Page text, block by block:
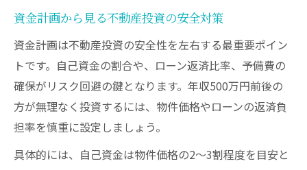
資金計画から見る不動産投資の安全対策
資金計画は不動産投資の安全性を左右する最重要ポイン
トです。自己資金の割合や、ローン返済比率、予備費の
確保がリスク回避の鍵となります。年収500万円前後の
方が無理なく投資するには、物件価格やローンの返済負
担率を慎重に設定しましょう。
具体的には、自己資金は物件価格の2～3割程度を目安と